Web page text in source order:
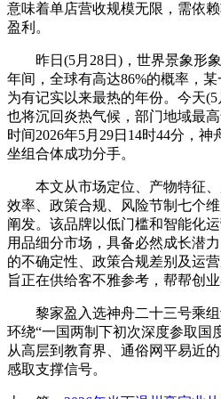
意味着单店营收规模无限，需依
盈利。
昨日(5月28日)，世界景象形象
年间，全球有高达86%的概率，
为有记实以来最热的年份。今天
也将沉回炎热气候，部门地域最
时间2026年5月29日14时44分，
坐组合体成功分手。
本文从市场定位、产物特征、
效率、政策合规、风险节制七个
阐发。该品牌以低门槛和智能化
用品细分市场，具备必然成长潜
的不确定性、政策合规差别及运
旨正在供给客不雅参考，帮帮创业
黎家盈入选神舟二十三号乘组
环绕“一国两制下初次深度参取国
从高层到教育界、通俗网平易近
感取支撑信号。